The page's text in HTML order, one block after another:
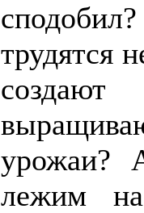
трудятся
создают
урожаи?
лежим